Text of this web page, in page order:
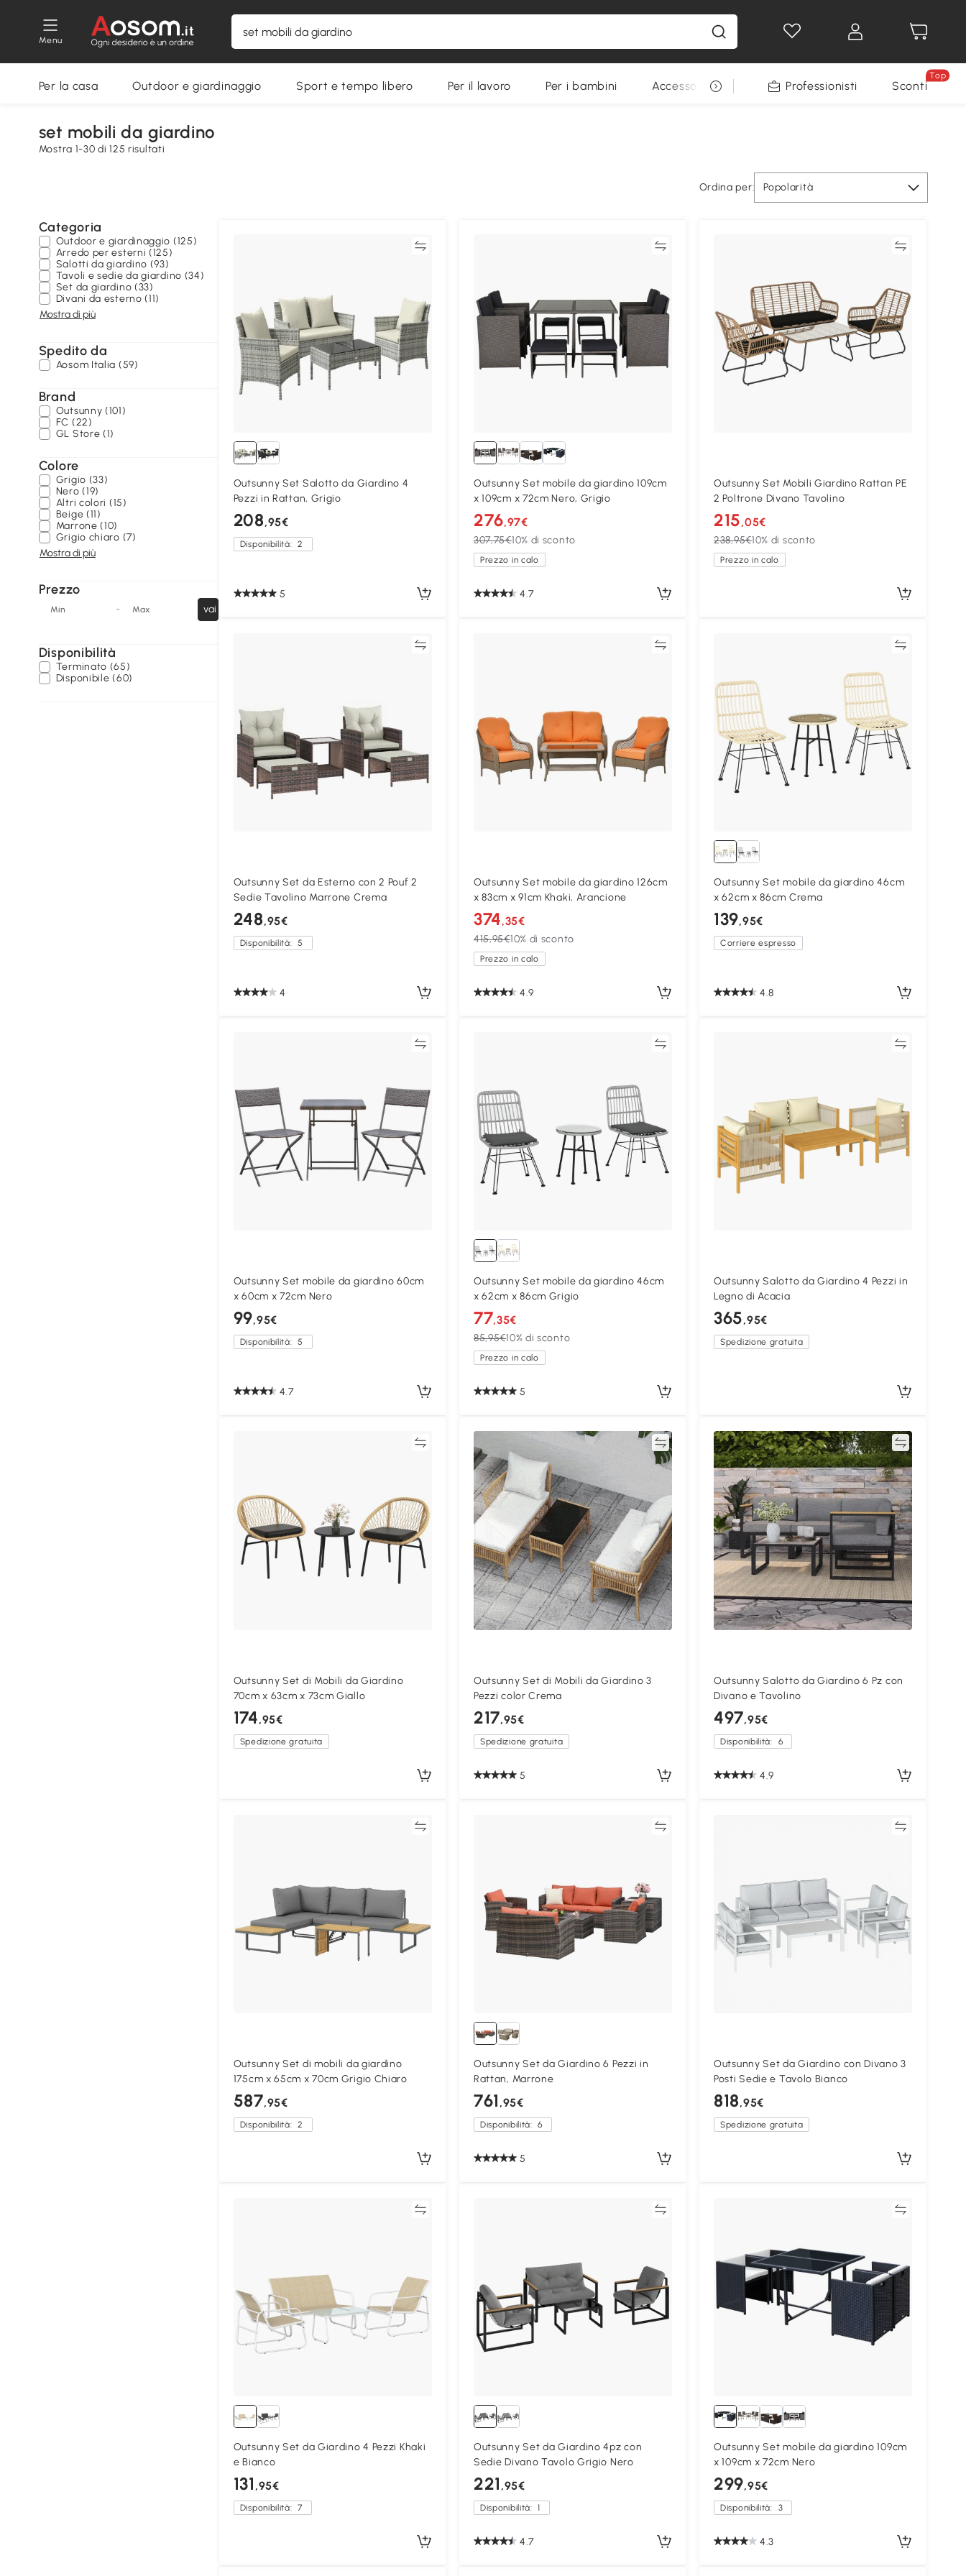
Menu
Per la casa Outdoor e giardinaggio Sport e tempo libero Per il lavoro Per i bambini Accessori per animali Professionisti Sconti
Top
set mobili da giardino
Mostra 1-30 di 125 risultati
Ordina per: Popolarità
Categoria
Outdoor e giardinaggio (125)
Arredo per esterni (125)
Salotti da giardino (93)
Tavoli e sedie da giardino (34)
Set da giardino (33)
Divani da esterno (11)
Mostra di più
Spedito da
Aosom Italia (59)
Brand
Outsunny (101)
FC (22)
GL Store (1)
Colore
Grigio (33)
Nero (19)
Altri colori (15)
Beige (11)
Marrone (10)
Grigio chiaro (7)
Mostra di più
Prezzo
Min - Max vai
Disponibilità
Terminato (65)
Disponibile (60)
Outsunny Set Salotto da Giardino 4
Pezzi in Rattan, Grigio
208,95€
Disponibilità: 2
5
Outsunny Set mobile da giardino 109cm
x 109cm x 72cm Nero, Grigio
276,97€
307,75€10% di sconto
Prezzo in calo
4.7
Outsunny Set Mobili Giardino Rattan PE
2 Poltrone Divano Tavolino
215,05€
238,95€10% di sconto
Prezzo in calo
Outsunny Set da Esterno con 2 Pouf 2
Sedie Tavolino Marrone Crema
248,95€
Disponibilità: 5
4
Outsunny Set mobile da giardino 126cm
x 83cm x 91cm Khaki, Arancione
374,35€
415,95€10% di sconto
Prezzo in calo
4.9
Outsunny Set mobile da giardino 46cm
x 62cm x 86cm Crema
139,95€
Corriere espresso
4.8
Outsunny Set mobile da giardino 60cm
x 60cm x 72cm Nero
99,95€
Disponibilità: 5
4.7
Outsunny Set mobile da giardino 46cm
x 62cm x 86cm Grigio
77,35€
85,95€10% di sconto
Prezzo in calo
5
Outsunny Salotto da Giardino 4 Pezzi in
Legno di Acacia
365,95€
Spedizione gratuita
Outsunny Set di Mobili da Giardino
70cm x 63cm x 73cm Giallo
174,95€
Spedizione gratuita
Confronta
Outsunny Set di Mobili da Giardino 3
Pezzi color Crema
217,95€
Spedizione gratuita
5
Confronta
Outsunny Salotto da Giardino 6 Pz con
Divano e Tavolino
497,95€
Disponibilità: 6
4.9
Outsunny Set di mobili da giardino
175cm x 65cm x 70cm Grigio Chiaro
587,95€
Disponibilità: 2
Outsunny Set da Giardino 6 Pezzi in
Rattan, Marrone
761 ,95€
Disponibilità: 6
5
Outsunny Set da Giardino con Divano 3
Posti Sedie e Tavolo Bianco
818,95€
Spedizione gratuita
Outsunny Set da Giardino 4 Pezzi Khaki
e Bianco
131 ,95€
Disponibilità: 7
Outsunny Set da Giardino 4pz con
Sedie Divano Tavolo Grigio Nero
221 ,95€
Disponibilità: 1
4.7
Outsunny Set mobile da giardino 109cm
x 109cm x 72cm Nero
299,95€
Disponibilità: 3
4.3